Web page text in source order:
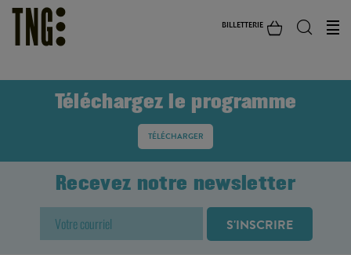
BILLETTERIE
Téléchargez le programme
TÉLÉCHARGER
Recevez notre newsletter